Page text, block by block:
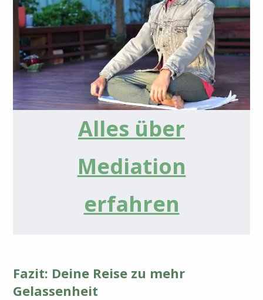
Alles über
Mediation
erfahren
Fazit: Deine Reise zu mehr
Gelassenheit